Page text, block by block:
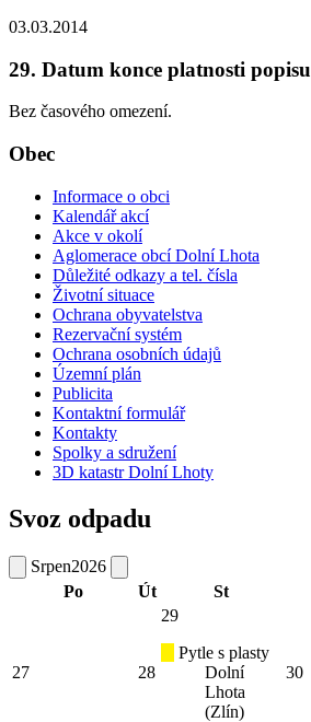
03.03.2014
29. Datum konce platnosti popisu
Bez časového omezení.
Obec
Informace o obci
Kalendář akcí
Akce v okolí
Aglomerace obcí Dolní Lhota
Důležité odkazy a tel. čísla
Životní situace
Ochrana obyvatelstva
Rezervační systém
Ochrana osobních údajů
Územní plán
Publicita
Kontaktní formulář
Kontakty
Spolky a sdružení
3D katastr Dolní Lhoty
Svoz odpadu
Srpen2026
Po
Út St
27 28
29
Pytle s plasty
Dolní
Lhota
(Zlín)
30